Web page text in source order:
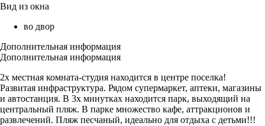
Вид из окна
во двор
Дополнительная информация
Дополнительная информация
2х местная комната-студия находится в центре поселка!
Развитая инфраструктура. Рядом супермаркет, аптеки, магазины
и автостанция. В 3х минутках находится парк, выходящий на
центральный пляж. В парке множество кафе, аттракционов и
развлечений. Пляж песчаный, идеально для отдыха с детьми!!!